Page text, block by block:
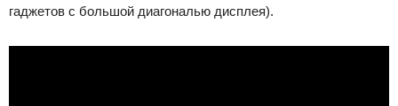
гаджетов с большой диагональю дисплея).